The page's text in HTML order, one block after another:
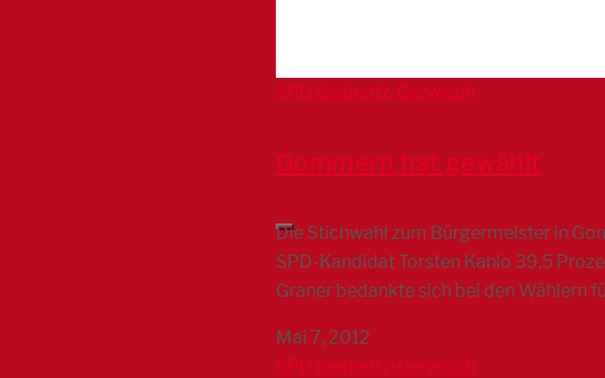
SPD Biederitz-Gerwisch
Gommern hat gewählt
Die Stichwahl zum Bürgermeister in
SPD-Kandidat Torsten Kahlo 39,5
Graner bedankte sich bei den Wählern
Mai 7, 2012
SPD Biederitz-Gerwisch